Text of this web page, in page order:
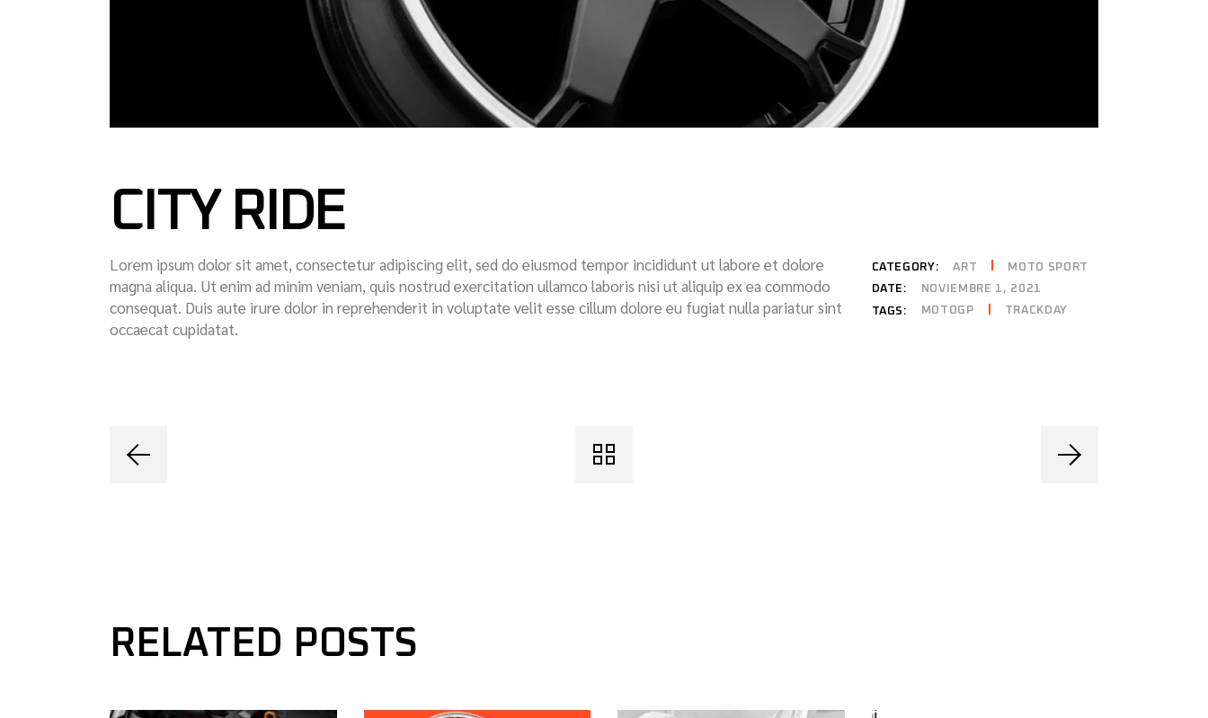
CITY RIDE
Lorem ipsum dolor sit amet, consectetur adipiscing elit, sed do eiusmod tempor incididunt ut labore et dolore
magna aliqua. Ut enim ad minim veniam, quis nostrud exercitation ullamco laboris nisi ut aliquip ex ea commodo
consequat. Duis aute irure dolor in reprehenderit in voluptate velit esse cillum dolore eu fugiat nulla pariatur sint
occaecat cupidatat.
CATEGORY: ART
MOTO SPORT
DATE:
NOVIEMBRE 1, 2021
TAGS:
MOTOGP TRACKDAY
RELATED POSTS